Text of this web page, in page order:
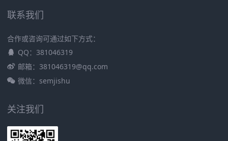
联系我们
合作或咨询可通过如下方式：
QQ：381046319
邮箱：381046319@qq.com
微信：semjishu
关注我们